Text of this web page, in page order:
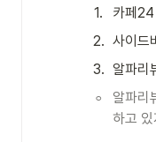
1.
카페24
2. 사이드
3. 알파리
◦
알파리
하고